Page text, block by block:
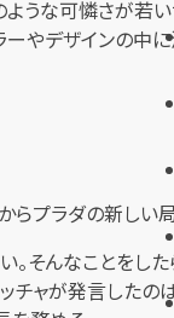
のような可憐さが
ーやデザインの
プラダの新しい
。そんなことをし
ッチャが発言した